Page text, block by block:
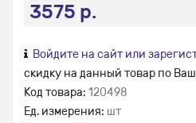
3575 р.
Войдите на сайт или
скидку на данный товар по
Код товара: 120498
Ед. измерения: шт